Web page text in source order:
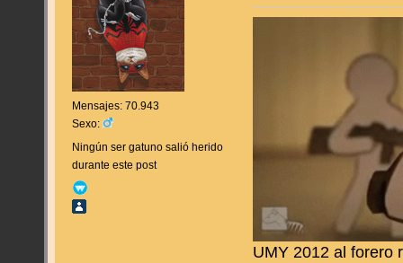
Mensajes: 70.943
Sexo:
Ningún ser gatuno salió herido
durante este post
UMY 2012 al forero